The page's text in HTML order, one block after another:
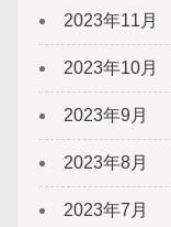
2023年11月
2023年10月
2023年9月
2023年8月
2023年7月